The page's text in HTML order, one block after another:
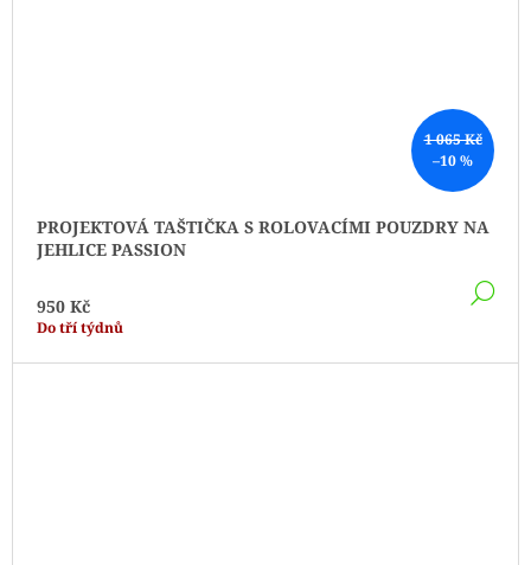
1 065 Kč
–10 %
PROJEKTOVÁ TAŠTIČKA S ROLOVACÍMI POUZDRY NA
JEHLICE PASSION
950 Kč
Do tří týdnů